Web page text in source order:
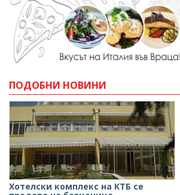
ПОДОБНИ НОВИНИ
Хотелски комплекс на КТБ се